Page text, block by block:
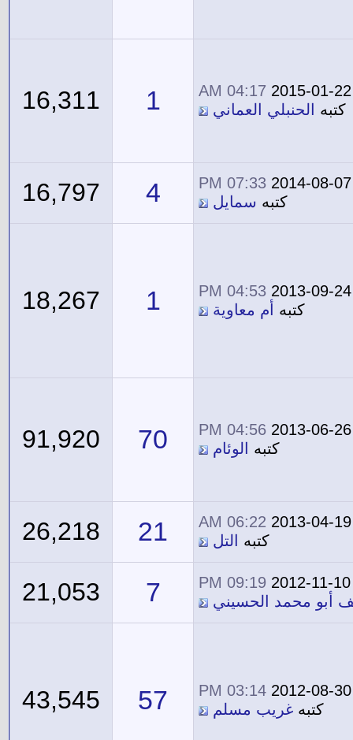
2015-01-22
04:17 AM
كتبه
الحنبلي العماني 1
16,311
2014-08-07
07:33 PM
كتبه سمايل 4
16,797
2013-09-24
04:53 PM
كتبه
أم معاوية 1
18,267
2013-06-26
04:56 PM
كتبه
الوئام 70
91,920
2013-04-19
06:22 AM
كتبه
التل 21
26,218
2012-11-10
09:19 PM
أبو محمد الحسيني
7
21,053
2012-08-30
03:14 PM
كتبه غريب مسلم 57
43,545